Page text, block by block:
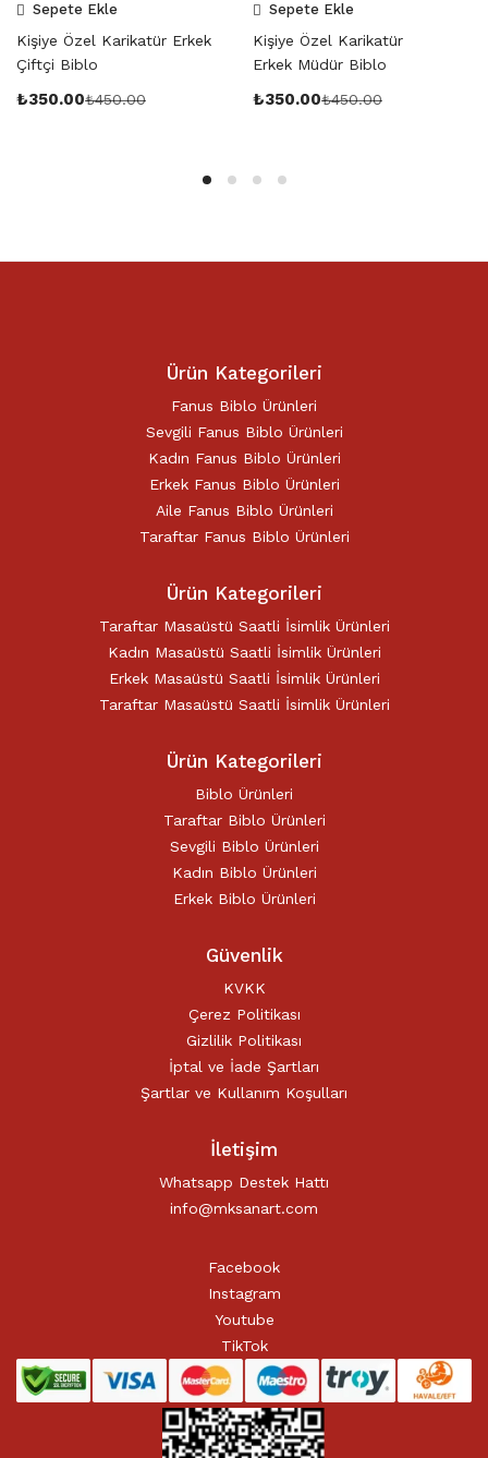
Sepete Ekle
Kişiye Özel Karikatür Erkek
Çiftçi Biblo
₺350.00₺450.00
Sepete Ekle
Kişiye Özel Karikatür
Erkek Müdür Biblo
₺350.00₺450.00
Ürün Kategorileri
Fanus Biblo Ürünleri
Sevgili Fanus Biblo Ürünleri
Kadın Fanus Biblo Ürünleri
Erkek Fanus Biblo Ürünleri
Aile Fanus Biblo Ürünleri
Taraftar Fanus Biblo Ürünleri
Ürün Kategorileri
Taraftar Masaüstü Saatli İsimlik Ürünleri
Kadın Masaüstü Saatli İsimlik Ürünleri
Erkek Masaüstü Saatli İsimlik Ürünleri
Taraftar Masaüstü Saatli İsimlik Ürünleri
Ürün Kategorileri
Biblo Ürünleri
Taraftar Biblo Ürünleri
Sevgili Biblo Ürünleri
Kadın Biblo Ürünleri
Erkek Biblo Ürünleri
Güvenlik
KVKK
Çerez Politikası
Gizlilik Politikası
İptal ve İade Şartları
Şartlar ve Kullanım Koşulları
İletişim
Whatsapp Destek Hattı
info@mksanart.com
Facebook
Instagram
Youtube
TikTok